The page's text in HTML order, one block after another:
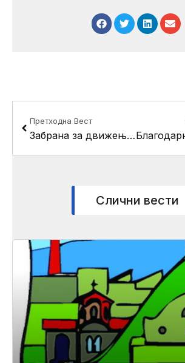
Претходна Вест
Забрана за движење на тешки моторни возила низ цело Скопје
Слични вести